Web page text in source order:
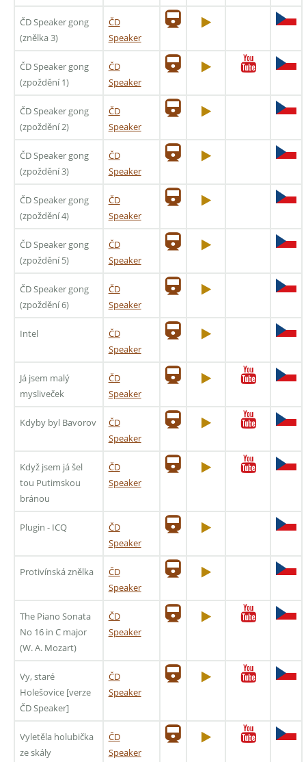
ČD Speaker gong
(znělka 3)
ČD
Speaker
ČD Speaker gong
(zpoždění 1)
ČD
Speaker
ČD Speaker gong
(zpoždění 2)
ČD
Speaker
ČD Speaker gong
(zpoždění 3)
ČD
Speaker
ČD Speaker gong
(zpoždění 4)
ČD
Speaker
ČD Speaker gong
(zpoždění 5)
ČD
Speaker
ČD Speaker gong
(zpoždění 6)
ČD
Speaker
Intel
ČD
Speaker
Já jsem malý
mysliveček
ČD
Speaker
Kdyby byl Bavorov
ČD
Speaker
Když jsem já šel
tou Putimskou
bránou
ČD
Speaker
Plugin - ICQ
ČD
Speaker
Protivínská znělka
ČD
Speaker
The Piano Sonata
No 16 in C major
(W. A. Mozart)
ČD
Speaker
Vy, staré
Holešovice [verze
ČD Speaker]
ČD
Speaker
Vyletěla holubička
ze skály
ČD
Speaker